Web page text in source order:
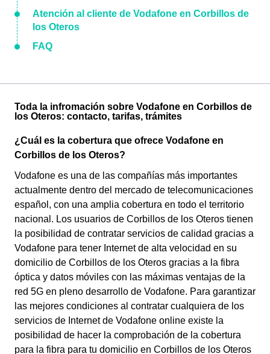
Atención al cliente de Vodafone en Corbillos de
los Oteros
FAQ
Toda la infromación sobre Vodafone en Corbillos de
los Oteros: contacto, tarifas, trámites
¿Cuál es la cobertura que ofrece Vodafone en
Corbillos de los Oteros?
Vodafone es una de las compañías más importantes
actualmente dentro del mercado de telecomunicaciones
español, con una amplia cobertura en todo el territorio
nacional. Los usuarios de Corbillos de los Oteros tienen
la posibilidad de contratar servicios de calidad gracias a
Vodafone para tener Internet de alta velocidad en su
domicilio de Corbillos de los Oteros gracias a la fibra
óptica y datos móviles con las máximas ventajas de la
red 5G en pleno desarrollo de Vodafone. Para garantizar
las mejores condiciones al contratar cualquiera de los
servicios de Internet de Vodafone online existe la
posibilidad de hacer la comprobación de la cobertura
para la fibra para tu domicilio en Corbillos de los Oteros